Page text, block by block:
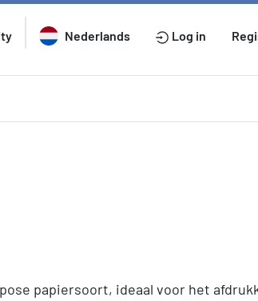
Nederlands Log in
papiersoort, ideaal voor het